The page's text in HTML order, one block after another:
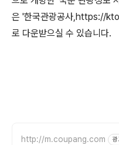
은 '한국관광공사,https://
로 다운받으실 수 있습니다.
http://m.coupang.com 광